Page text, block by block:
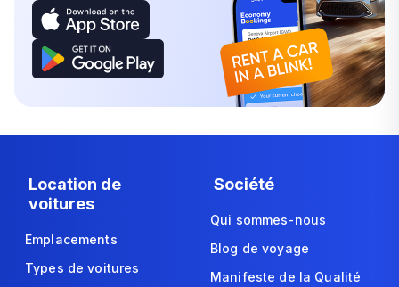
Location de
voitures
Emplacements
Types de voitures
Société
Qui sommes-nous
Blog de voyage
Manifeste de la Qualité